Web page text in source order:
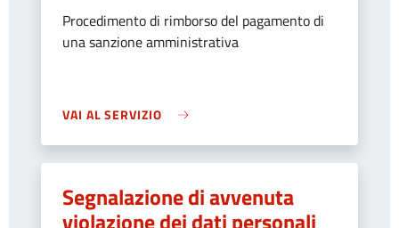
Procedimento di rimborso del pagamento di
una sanzione amministrativa
VAI AL SERVIZIO
Segnalazione di avvenuta